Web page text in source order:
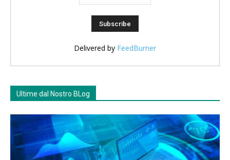
Delivered by FeedBurner
Ultime dal Nostro BLog